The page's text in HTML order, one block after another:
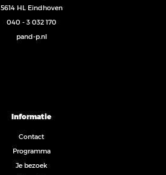
5614 HL Eindhoven
040 - 3 032 170
pand-p.nl
Informatie
Contact
Programma
Je bezoek